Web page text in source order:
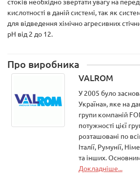
кислотності в даній системі, так як
для відведення хімічно агресивних
рН від 2 до 12.
Про виробника
VALROM
У 2005 було
Україна», яке на
групи компаній
потужності цієї
розташовані по
Італії, Румунії,
та інших.
Докладніше...